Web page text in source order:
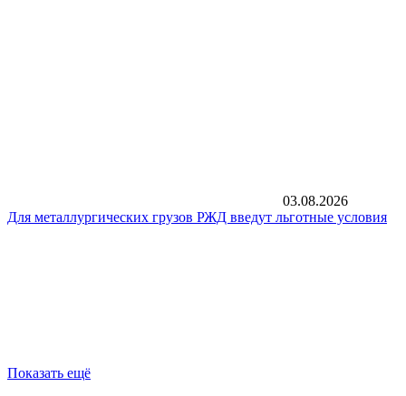
03.08.2026
Для металлургических грузов РЖД введут льготные условия
Показать ещё